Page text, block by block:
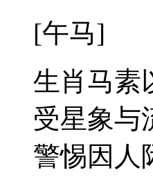
[午马]
生肖马素
受星象与
警惕因人